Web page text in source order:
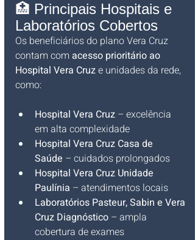
🏥 Principais Hospitais e
Laboratórios Cobertos
Os beneficiários do plano Vera Cruz
contam com acesso prioritário ao
Hospital Vera Cruz e unidades da rede,
como:
Hospital Vera Cruz – excelência
em alta complexidade
Hospital Vera Cruz Casa de
Saúde – cuidados prolongados
Hospital Vera Cruz Unidade
Paulínia – atendimentos locais
Laboratórios Pasteur, Sabin e Vera
Cruz Diagnóstico – ampla
cobertura de exames